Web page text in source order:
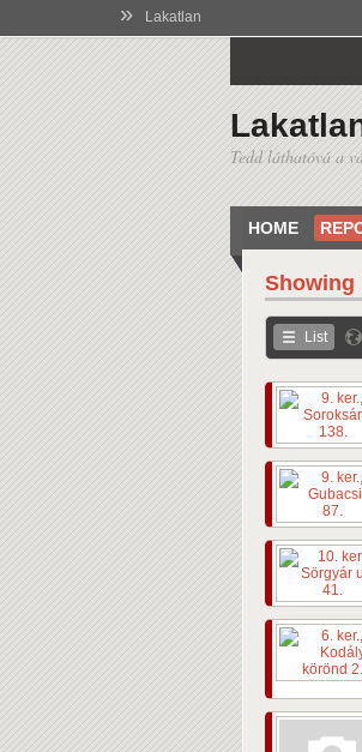
» Lakatlan
Tedd láthatóvá a
HOME
Showing
List